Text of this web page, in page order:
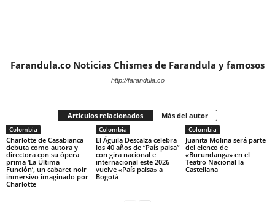
Farandula.co Noticias Chismes de Farandula y famosos
http://farandula.co
Artículos relacionados Más del autor
Colombia
Charlotte de Casabianca
debuta como autora y
directora con su ópera
prima ‘La Última
Función’, un cabaret noir
inmersivo imaginado por
Charlotte
Colombia
El Águila Descalza celebra
los 40 años de “País paisa”
con gira nacional e
internacional este 2026
vuelve «País paisa» a
Bogotá
Colombia
Juanita Molina será parte
del elenco de
«Burundanga» en el
Teatro Nacional la
Castellana